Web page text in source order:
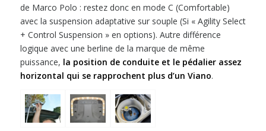
de Marco Polo : restez donc en mode C (Comfortable)
avec la suspension adaptative sur souple (Si « Agility Select
+ Control Suspension » en options). Autre différence
logique avec une berline de la marque de même
puissance, la position de conduite et le pédalier assez
horizontal qui se rapprochent plus d’un Viano.